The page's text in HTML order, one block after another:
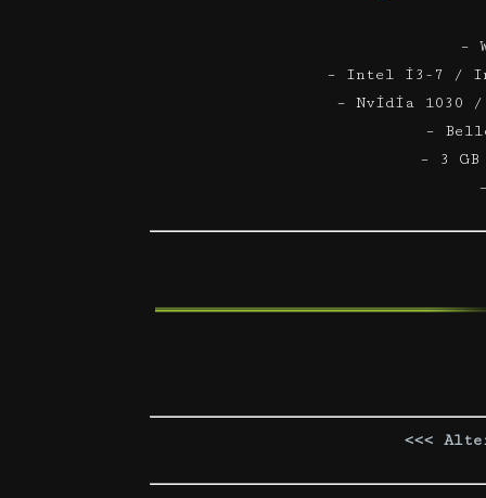
–
– Intel i3-7 /
– Nvidia 1030 /
–
– 3 GB
<<<